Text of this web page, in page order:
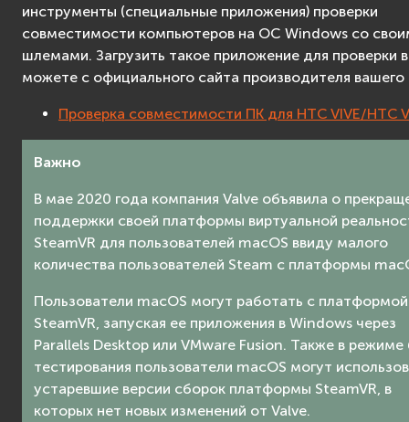
инструменты (специальные приложения) проверки
совместимости компьютеров на ОС Windows со
шлемами. Загрузить такое приложение для проверки
можете с официального сайта производителя
Проверка совместимости ПК для HTC VIVE/HTC
Важно
В мае 2020 года компания Valve объявила о
поддержки своей платформы виртуальной
SteamVR для пользователей macOS ввиду малого
количества пользователей Steam с платформы
Пользователи macOS могут работать с платформой
SteamVR, запуская ее приложения в Windows через
Parallels Desktop или VMware Fusion. Также в режиме
тестирования пользователи macOS могут
устаревшие версии сборок платформы SteamVR, в
которых нет новых изменений от Valve.